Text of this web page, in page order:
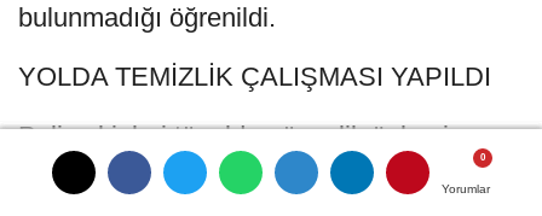
Yorumlar
Yorumlar
Yorumlar
Yorumlar
bulunmadığı öğrenildi.
YOLDA TEMİZLİK ÇALIŞMASI YAPILDI
Polis ekipleri tünelde güvenlik önlemi
alırken, belediye ekipleri de yola dökülen